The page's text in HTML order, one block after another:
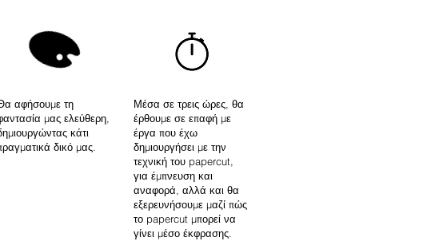
αφήσουμε τη
μας ελεύθερη,
κάτι
δικό μας.
Μέσα σε τρεις ώρες, θα
έρθουμε σε επαφή με
έργα που έχω
δημιουργήσει με την
τεχνική του papercut,
για έμπνευση και
αναφορά, αλλά και θα
εξερευνήσουμε μαζί πώς
το papercut μπορεί να
γίνει μέσο έκφρασης.